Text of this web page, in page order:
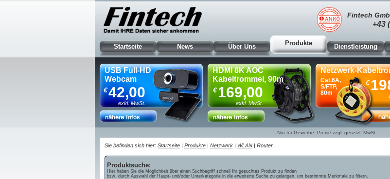
Fintech
+43
Startseite News Über Uns Produkte Dienstleistung
USB Full-HD
Webcam
42,00
€
exkl. MwSt.
HDMI 8K AOC
Kabeltrommel, 90m
169,00
€
exkl. MwSt.
Netzwerk-
Cat.6A,
S/FTP,
80m
€
Nur für Gewerbe. Preise zzgl. gesetzl. MwSt.
Sie befinden sich hier: Startseite| Produkte| Netzwerk| WLAN| Router
Produktsuche:
Hier haben Sie die Möglichkeit über einen Suchbegriff schnell Ihr gesuchtes Produkt zu finden
bzw. durch Auswahl der Haupt- und/oder Unterkategorie in die erweiterte Suche zu gelangen, um bestimmte Merkmale zu filtern.